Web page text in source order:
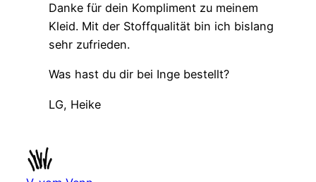
Danke für dein Kompliment zu meinem
Kleid. Mit der Stoffqualität bin ich bislang
sehr zufrieden.
Was hast du dir bei Inge bestellt?
LG, Heike